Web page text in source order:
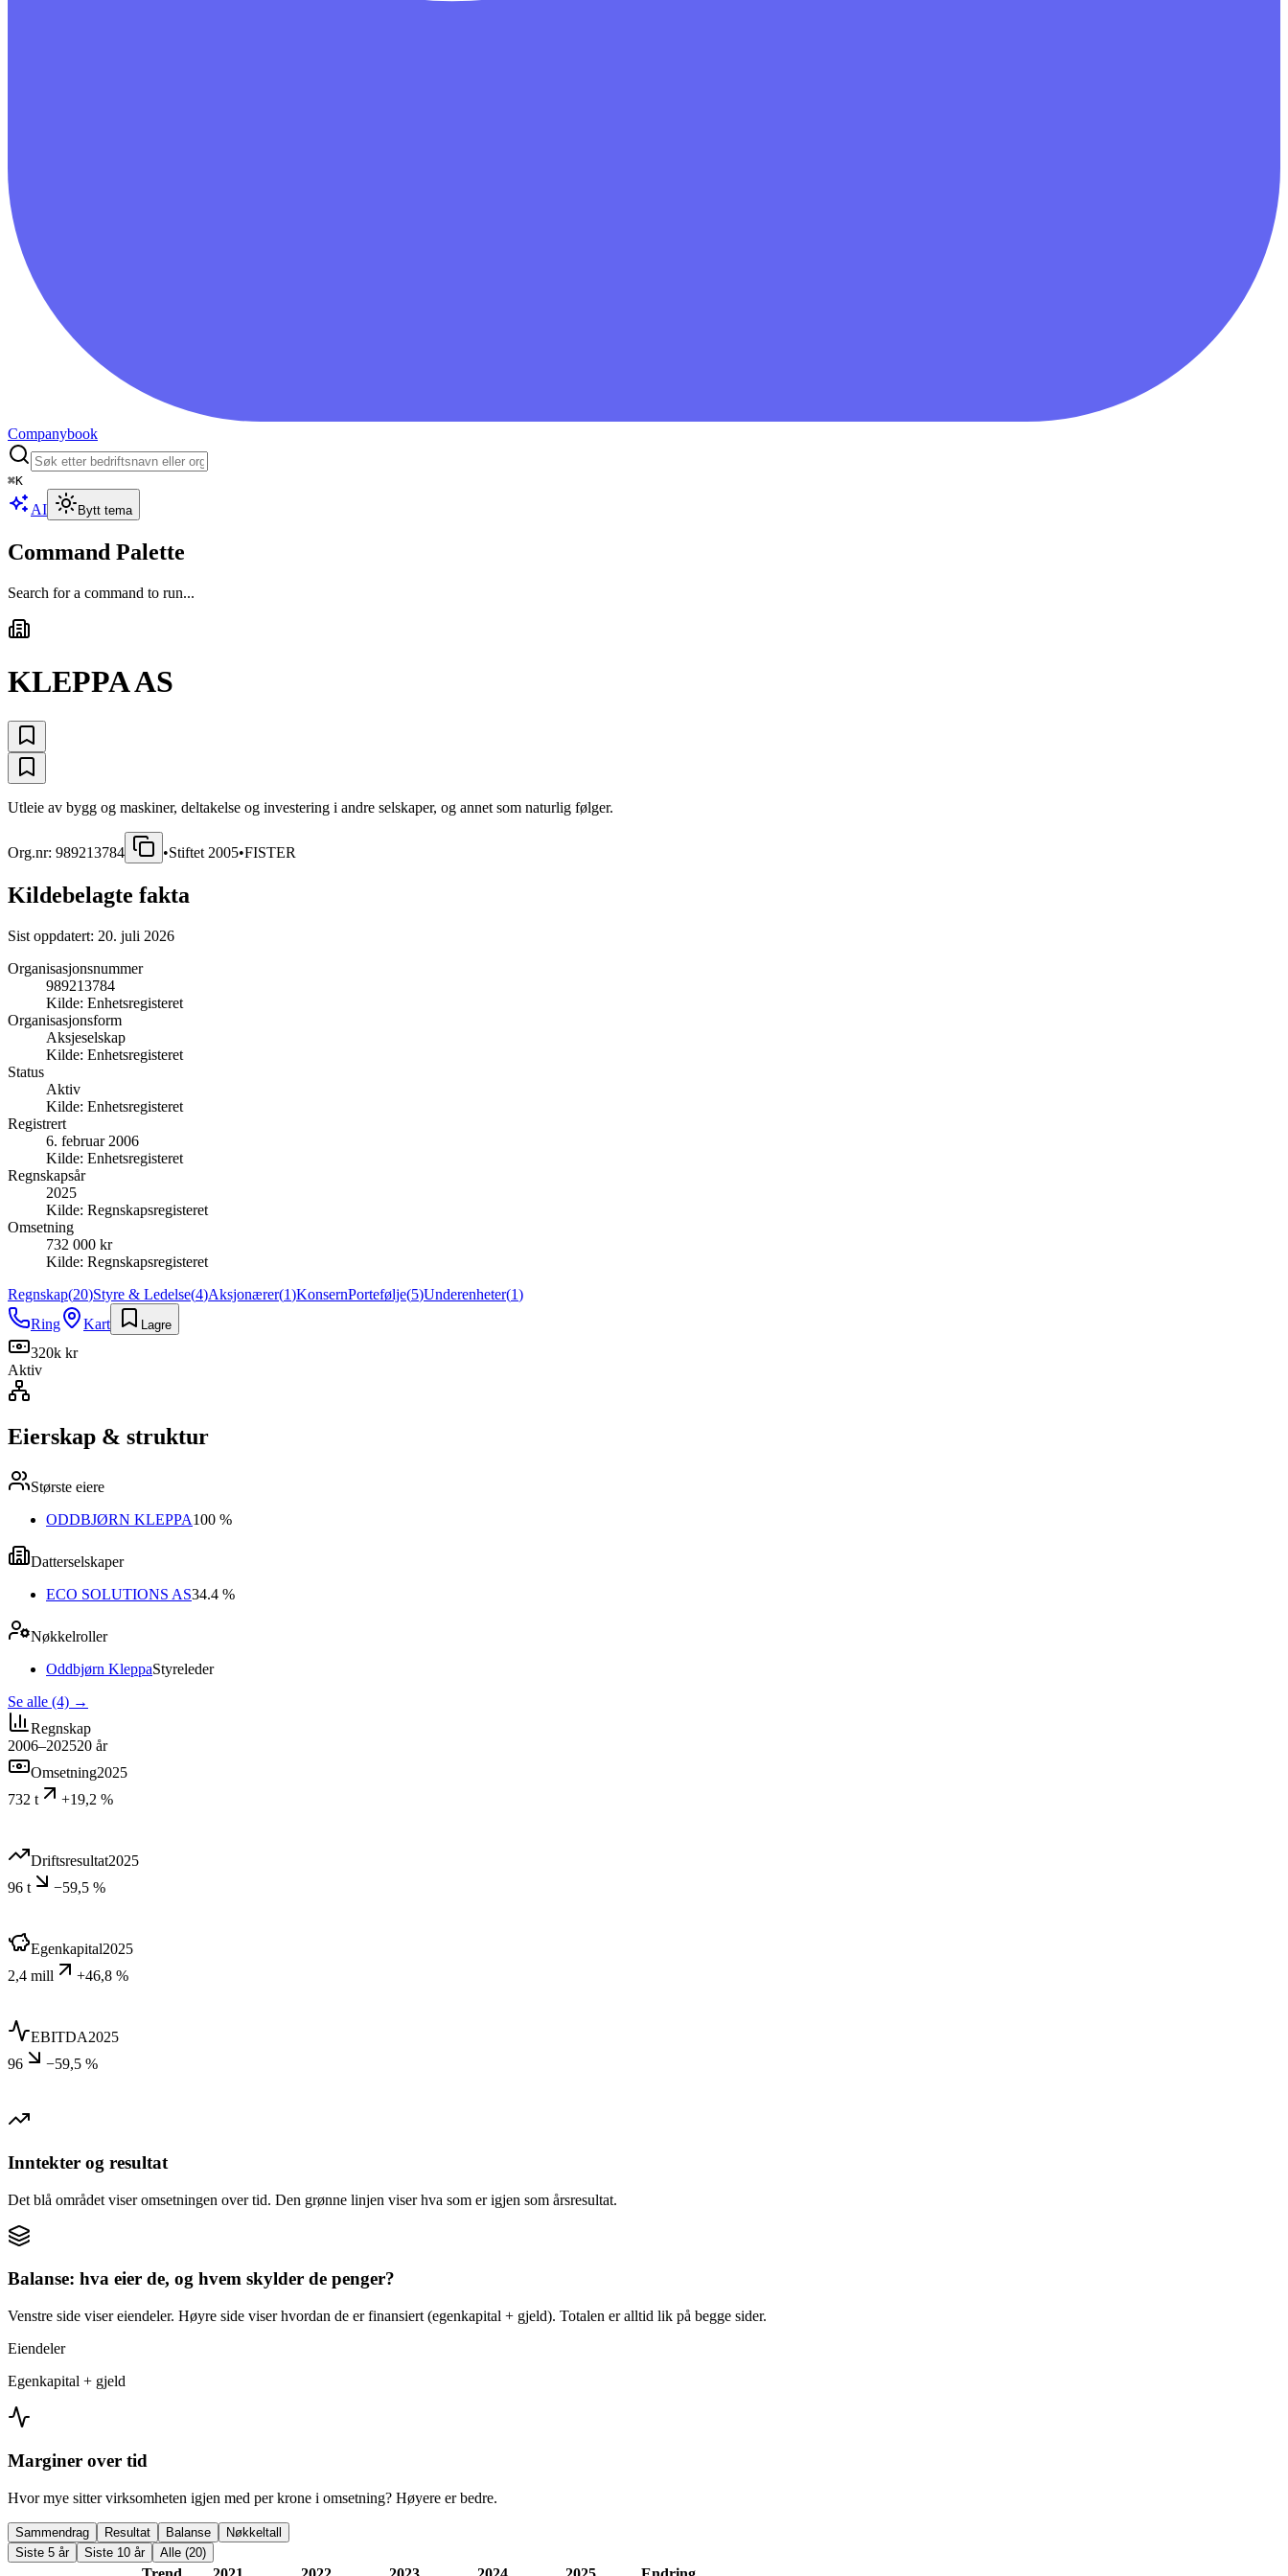
Companybook
⌘K
AI Bytt tema
Command Palette
Search for a command to run...
KLEPPA AS
Utleie av bygg og maskiner, deltakelse og investering i andre selskaper, og annet som naturlig følger.
Org.nr: 989213784 •Stiftet 2005•FISTER
Kildebelagte fakta
Sist oppdatert: 20. juli 2026
Organisasjonsnummer
989213784
Kilde: Enhetsregisteret
Organisasjonsform
Aksjeselskap
Kilde: Enhetsregisteret
Status
Aktiv
Kilde: Enhetsregisteret
Registrert
6. februar 2006
Kilde: Enhetsregisteret
Regnskapsår
2025
Kilde: Regnskapsregisteret
Omsetning
732 000 kr
Kilde: Regnskapsregisteret
Regnskap(20)Styre & Ledelse(4)Aksjonærer(1)KonsernPortefølje(5)Underenheter(1)
Ring
Kart Lagre
320k kr
Aktiv
Eierskap & struktur
Største eiere
ODDBJØRN KLEPPA100 %
Datterselskaper
ECO SOLUTIONS AS34.4 %
Nøkkelroller
Oddbjørn KleppaStyreleder
Se alle (4) →
Regnskap
2006–202520 år
Omsetning2025
732 t
+19,2 %
Driftsresultat2025
96 t
−59,5 %
Egenkapital2025
2,4 mill
+46,8 %
EBITDA2025
96
−59,5 %
Inntekter og resultat
Det blå området viser omsetningen over tid. Den grønne linjen viser hva som er igjen som årsresultat.
Balanse: hva eier de, og hvem skylder de penger?
Venstre side viser eiendeler. Høyre side viser hvordan de er finansiert (egenkapital + gjeld). Totalen er alltid lik på begge sider.
Eiendeler
Egenkapital + gjeld
Marginer over tid
Hvor mye sitter virksomheten igjen med per krone i omsetning? Høyere er bedre.
Sammendrag Resultat Balanse
Nøkkeltall
Siste 5 år
Siste 10 år Alle (20)